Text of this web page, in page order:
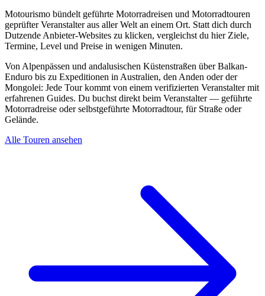
Motourismo bündelt geführte Motorradreisen und Motorradtouren
geprüfter Veranstalter aus aller Welt an einem Ort. Statt dich durch
Dutzende Anbieter-Websites zu klicken, vergleichst du hier Ziele,
Termine, Level und Preise in wenigen Minuten.
Von Alpenpässen und andalusischen Küstenstraßen über Balkan-
Enduro bis zu Expeditionen in Australien, den Anden oder der
Mongolei: Jede Tour kommt von einem verifizierten Veranstalter mit
erfahrenen Guides. Du buchst direkt beim Veranstalter — geführte
Motorradreise oder selbstgeführte Motorradtour, für Straße oder
Gelände.
Alle Touren ansehen